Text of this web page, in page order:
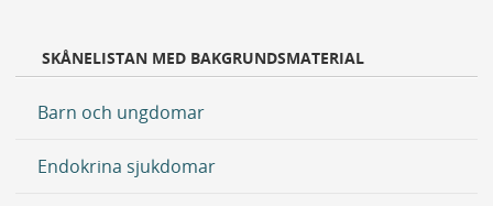
SKÅNELISTAN MED BAKGRUNDSMATERIAL
Barn och ungdomar
Endokrina sjukdomar